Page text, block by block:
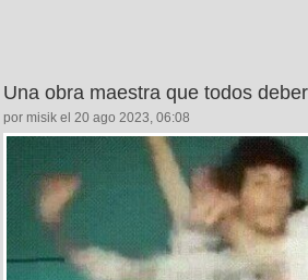
Una obra maestra que todos
por misik el 20 ago 2023, 06:08